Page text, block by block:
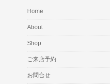
Home
About
Shop
ご来店予約
お問合せ